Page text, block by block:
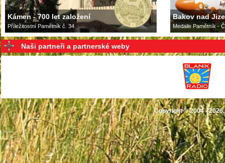
Kámen - 700 let založení
Příležitostní Pamětník č. 34
Bakov nad
Medaile Pamětník -
Naši partneři a partnerské weby
Copyright © 2004 -